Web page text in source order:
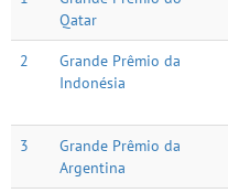
Qatar
2
Grande Prêmio da
Indonésia
3
Grande Prêmio da
Argentina